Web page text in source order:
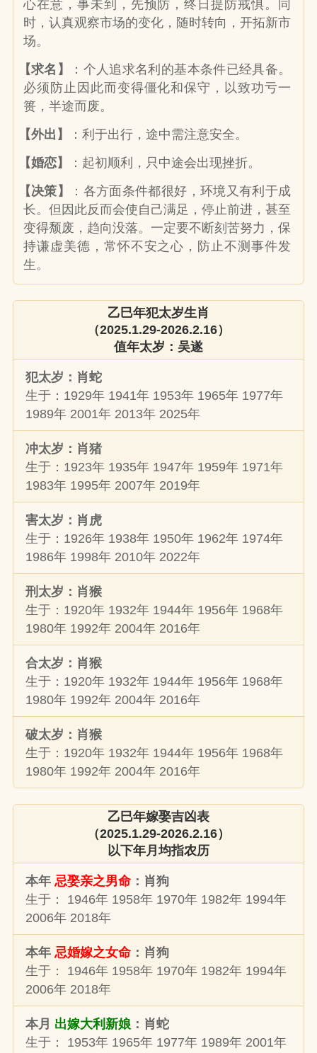
心在意，事未到，先预防，终日提防戒惧。同
时，认真观察市场的变化，随时转向，开拓新市
场。
【求名】
：个人追求名利的基本条件已经具备。
必须防止因此而变得僵化和保守，以致功亏一
篑，半途而废。
【外出】
：利于出行，途中需注意安全。
【婚恋】
：起初顺利，只中途会出现挫折。
【决策】
：各方面条件都很好，环境又有利于成
长。但因此反而会使自己满足，停止前进，甚至
变得颓废，趋向没落。一定要不断刻苦努力，保
持谦虚美德，常怀不安之心，防止不测事件发
生。
乙巳年犯太岁生肖
（2025.1.29-2026.2.16）
值年太岁：吴遂
犯太岁：肖蛇
生于：1929年 1941年 1953年 1965年 1977年
1989年 2001年 2013年 2025年
冲太岁：肖猪
生于：1923年 1935年 1947年 1959年 1971年
1983年 1995年 2007年 2019年
害太岁：肖虎
生于：1926年 1938年 1950年 1962年 1974年
1986年 1998年 2010年 2022年
刑太岁：肖猴
生于：1920年 1932年 1944年 1956年 1968年
1980年 1992年 2004年 2016年
合太岁：肖猴
生于：1920年 1932年 1944年 1956年 1968年
1980年 1992年 2004年 2016年
破太岁：肖猴
生于：1920年 1932年 1944年 1956年 1968年
1980年 1992年 2004年 2016年
乙巳年嫁娶吉凶表
（2025.1.29-2026.2.16）
以下年月均指农历
本年 忌娶亲之男命：肖狗
生于： 1946年 1958年 1970年 1982年 1994年
2006年 2018年
本年 忌婚嫁之女命：肖狗
生于： 1946年 1958年 1970年 1982年 1994年
2006年 2018年
本月 出嫁大利新娘：肖蛇
生于： 1953年 1965年 1977年 1989年 2001年